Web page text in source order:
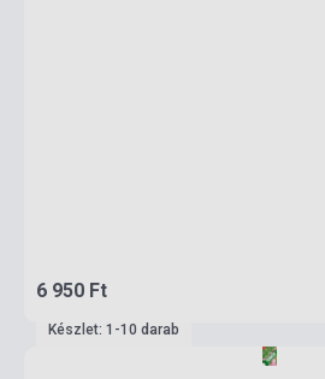
6 950 Ft
Készlet: 1-10 darab